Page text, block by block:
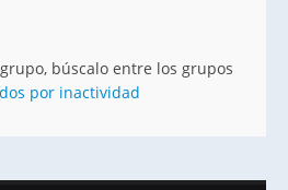
búscalo entre los grupos
por inactividad